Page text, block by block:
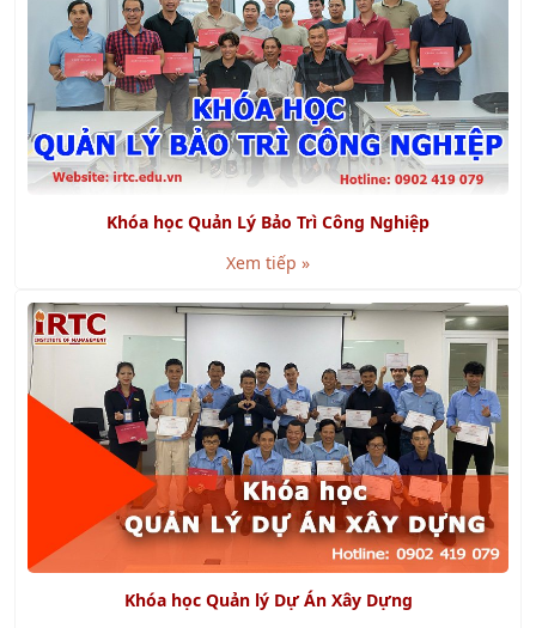
Khóa học Quản Lý Bảo Trì Công Nghiệp
Xem tiếp »
Khóa học Quản lý Dự Án Xây Dựng